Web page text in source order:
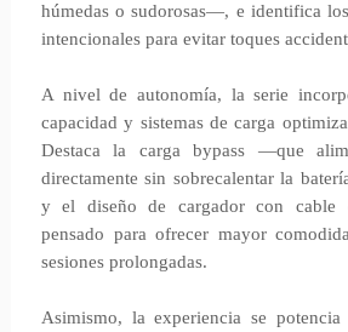
húmedas o sudorosas—, e identifica
intencionales para evitar toques
A nivel de autonomía, la serie
capacidad y sistemas de carga
Destaca la carga bypass —que
directamente sin sobrecalentar la
y el diseño de cargador con cable
pensado para ofrecer mayor
sesiones prolongadas.
Asimismo, la experiencia se